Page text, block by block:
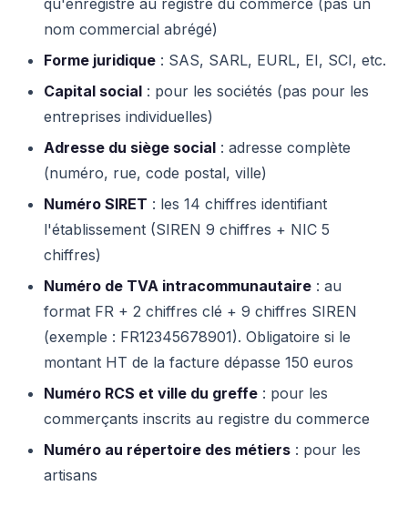
qu'enregistré au registre du commerce (pas un
nom commercial abrégé)
Forme juridique : SAS, SARL, EURL, EI, SCI, etc.
Capital social : pour les sociétés (pas pour les
entreprises individuelles)
Adresse du siège social : adresse complète
(numéro, rue, code postal, ville)
Numéro SIRET : les 14 chiffres identifiant
l'établissement (SIREN 9 chiffres + NIC 5
chiffres)
Numéro de TVA intracommunautaire : au
format FR + 2 chiffres clé + 9 chiffres SIREN
(exemple : FR12345678901). Obligatoire si le
montant HT de la facture dépasse 150 euros
Numéro RCS et ville du greffe : pour les
commerçants inscrits au registre du commerce
Numéro au répertoire des métiers : pour les
artisans